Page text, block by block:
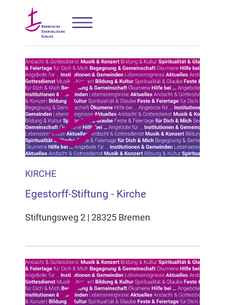
KIRCHE
Egestorff-Stiftung - Kirche
Stiftungsweg 2 | 28325 Bremen